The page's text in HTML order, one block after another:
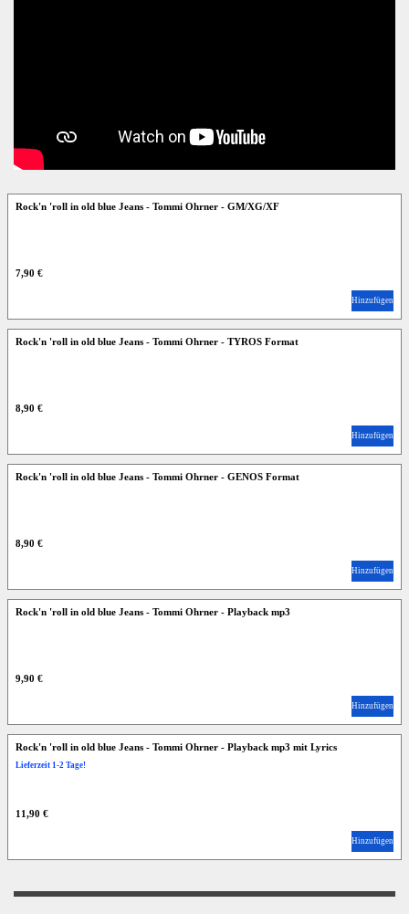
Rock'n 'roll in old blue Jeans - Tommi Ohrner - GM/XG/XF
7,90 €
Hinzufügen
Rock'n 'roll in old blue Jeans - Tommi Ohrner - TYROS Format
8,90 €
Hinzufügen
Rock'n 'roll in old blue Jeans - Tommi Ohrner - GENOS Format
8,90 €
Hinzufügen
Rock'n 'roll in old blue Jeans - Tommi Ohrner - Playback mp3
9,90 €
Hinzufügen
Rock'n 'roll in old blue Jeans - Tommi Ohrner - Playback mp3 mit Lyrics
Lieferzeit 1-2 Tage!
11,90 €
Hinzufügen